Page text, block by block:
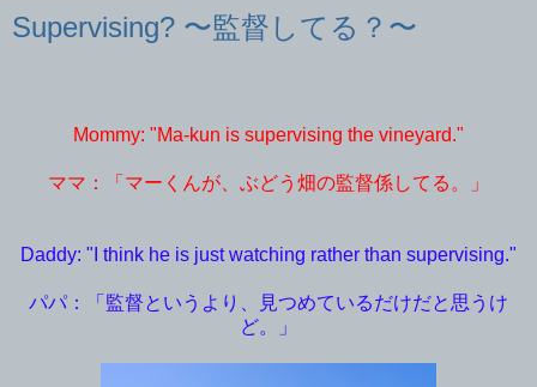
Supervising? 〜監督してる？〜
Mommy: "Ma-kun is supervising the vineyard."
ママ：「マーくんが、ぶどう畑の監督係してる。」
Daddy: "I think he is just watching rather than supervising."
パパ：「監督というより、見つめているだけだと思うけ
ど。」